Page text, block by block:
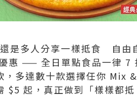
是多人分享一樣抵食 自由
惠 —— 全日單點食品一律 7
，多達數十款選擇任你 Mix
起，真正做到「樣樣都抵